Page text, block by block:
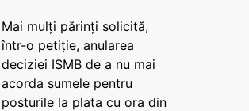
Mai mulți părinți solicită,
într-o petiție, anularea
deciziei ISMB de a nu mai
acorda sumele pentru
posturile la plata cu ora din